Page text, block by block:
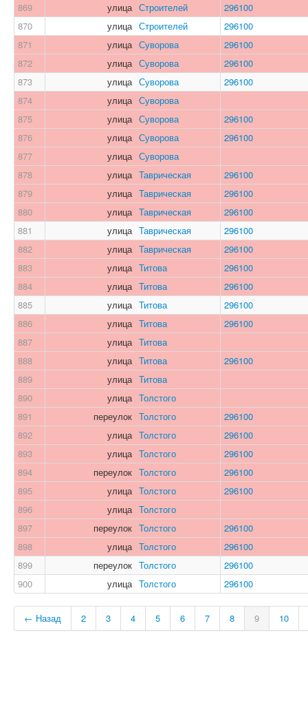
869
улица Строителей
296100
870
улица Строителей
296100
871
улица Суворова
296100
872
улица Суворова
296100
873
улица Суворова
296100
874
улица Суворова
875
улица Суворова
296100
876
улица Суворова
296100
877
улица Суворова
878
улица Таврическая
296100
879
улица Таврическая
296100
880
улица Таврическая
296100
881
улица Таврическая
296100
882
улица Таврическая
296100
883
улица Титова
296100
884
улица Титова
296100
885
улица Титова
296100
886
улица Титова
296100
887
улица Титова
888
улица Титова
296100
889
улица Титова
890
улица Толстого
891
переулок Толстого
296100
892
улица Толстого
296100
893
улица Толстого
296100
894
переулок Толстого
296100
895
улица Толстого
296100
896
улица Толстого
897
переулок Толстого
296100
898
улица Толстого
296100
899
переулок Толстого
296100
900
улица Толстого 296100
← Назад 2 3 4 5 6 7 8 9 10